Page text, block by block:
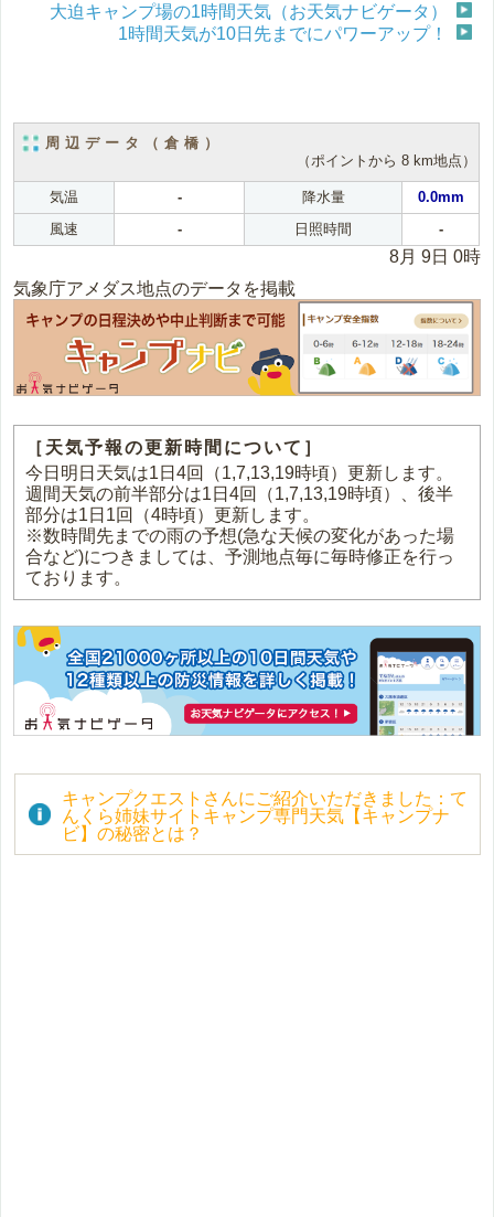
大迫キャンプ場の1時間天気（お天気ナビゲータ）
1時間天気が10日先までにパワーアップ！
周辺データ（倉橋）
（ポイントから 8 km地点）
気温 - 降水量
0.0mm
風速
- 日照時間 -
8月 9日 0時
気象庁アメダス地点のデータを掲載
［天気予報の更新時間について］
今日明日天気は1日4回（1,7,13,19時頃）更新します。
週間天気の前半部分は1日4回（1,7,13,19時頃）、後半
部分は1日1回（4時頃）更新します。
※数時間先までの雨の予想(急な天候の変化があった場
合など)につきましては、予測地点毎に毎時修正を行っ
ております。
キャンプクエストさんにご紹介いただきました：て
んくら姉妹サイトキャンプ専門天気【キャンプナ
ビ】の秘密とは？